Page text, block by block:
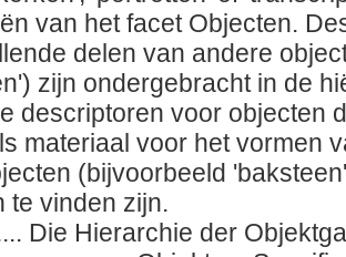
van het facet Objecten.
delen van andere
zijn ondergebracht in de
descriptoren voor objecten
materiaal voor het vormen
(bijvoorbeeld
te vinden zijn.
Die Hierarchie der